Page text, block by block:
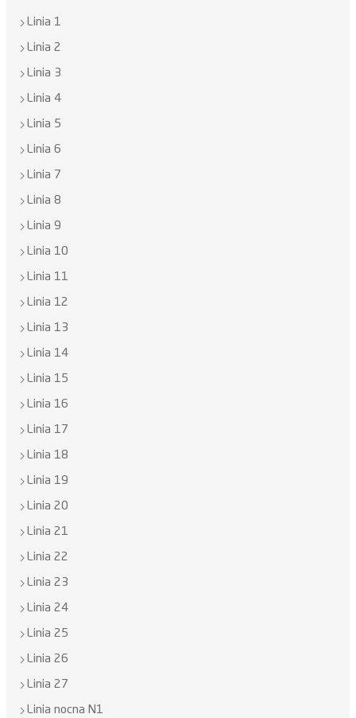
Linia 1
Linia 2
Linia 3
Linia 4
Linia 5
Linia 6
Linia 7
Linia 8
Linia 9
Linia 10
Linia 11
Linia 12
Linia 13
Linia 14
Linia 15
Linia 16
Linia 17
Linia 18
Linia 19
Linia 20
Linia 21
Linia 22
Linia 23
Linia 24
Linia 25
Linia 26
Linia 27
Linia nocna N1